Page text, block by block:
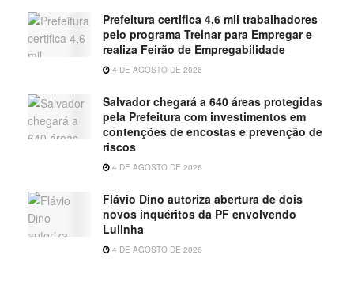
Prefeitura certifica 4,6 mil trabalhadores
pelo programa Treinar para Empregar e
realiza Feirão de Empregabilidade
4 DE AGOSTO DE 2026
Salvador chegará a 640 áreas protegidas
pela Prefeitura com investimentos em
contenções de encostas e prevenção de
riscos
4 DE AGOSTO DE 2026
Flávio Dino autoriza abertura de dois
novos inquéritos da PF envolvendo
Lulinha
4 DE AGOSTO DE 2026